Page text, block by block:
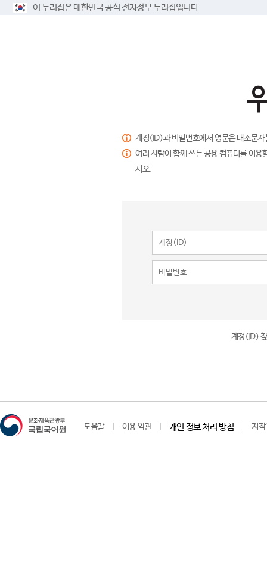
이 누리집은 대한민국 공식 전자정부 누리집입니다.
계정(ID)과 비밀번호에서 영문은 대소문
여러 사람이 함께 쓰는 공용 컴퓨터를 이
시오.
계정(ID)
도움말 이용 약관 개인 정보 처리 방침 저